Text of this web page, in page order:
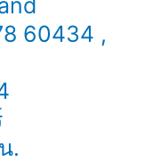
60434 ,
.